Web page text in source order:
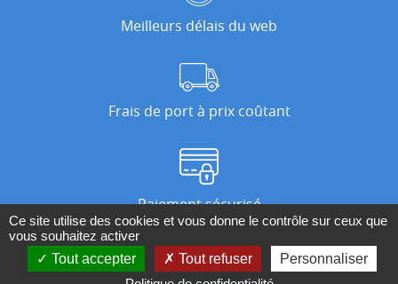
Meilleurs délais du web
Frais de port à prix coûtant
Paiement sécurisé
Nos magasins
Ce site utilise des cookies et vous donne le contrôle sur ceux que
vous souhaitez activer
Tout accepter
Tout refuser
Personnaliser